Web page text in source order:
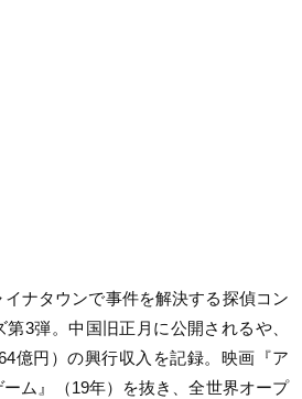
ナタウンで事件を解決する探偵コン
3弾。中国旧正月に公開されるや、
億円）の興行収入を記録。映画『ア
ム』（19年）を抜き、全世界オープ